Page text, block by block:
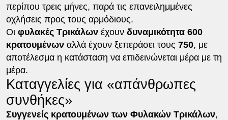
περίπου τρεις μήνες, παρά τις επανειλημμένες
οχλήσεις προς τους αρμόδιους.
Οι φυλακές Τρικάλων έχουνδυναμικότητα 600
κρατουμένων αλλά έχουν ξεπεράσει τους 750, με
αποτέλεσμα η κατάσταση να επιδεινώνεται μέρα με τη
μέρα.
Καταγγελίες για «απάνθρωπες
συνθήκες»
Συγγενείς κρατουμένων των Φυλακών Τρικάλων,